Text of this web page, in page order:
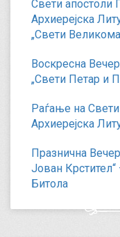
Свети апостоли
Архиерејска
„Свети
Воскресна
„Свети Петар и
Раѓање на
Архиерејска
Празнична
Јован
Битола